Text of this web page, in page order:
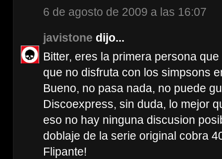
6 de agosto de 2009 a las 16:07
javistone dijo...
Bitter, eres la primera persona
que no disfruta con los simpsons
Bueno, no pasa nada, no puede
Discoexpress, sin duda, lo mejor
eso no hay ninguna discusion
doblaje de la serie original cobra
Flipante!